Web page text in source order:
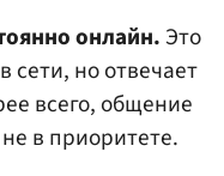
онлайн.Это
сети, но отвечает
всего, общение
в приоритете.